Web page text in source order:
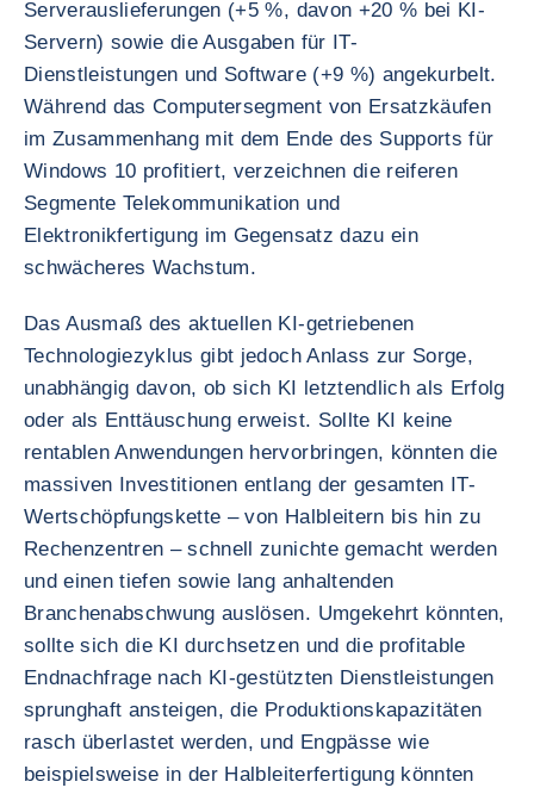
Serverauslieferungen (+5 %, davon +20 % bei KI-
Servern) sowie die Ausgaben für IT-
Dienstleistungen und Software (+9 %) angekurbelt.
Während das Computersegment von Ersatzkäufen
im Zusammenhang mit dem Ende des Supports für
Windows 10 profitiert, verzeichnen die reiferen
Segmente Telekommunikation und
Elektronikfertigung im Gegensatz dazu ein
schwächeres Wachstum.
Das Ausmaß des aktuellen KI-getriebenen
Technologiezyklus gibt jedoch Anlass zur Sorge,
unabhängig davon, ob sich KI letztendlich als Erfolg
oder als Enttäuschung erweist. Sollte KI keine
rentablen Anwendungen hervorbringen, könnten die
massiven Investitionen entlang der gesamten IT-
Wertschöpfungskette – von Halbleitern bis hin zu
Rechenzentren – schnell zunichte gemacht werden
und einen tiefen sowie lang anhaltenden
Branchenabschwung auslösen. Umgekehrt könnten,
sollte sich die KI durchsetzen und die profitable
Endnachfrage nach KI-gestützten Dienstleistungen
sprunghaft ansteigen, die Produktionskapazitäten
rasch überlastet werden, und Engpässe wie
beispielsweise in der Halbleiterfertigung könnten